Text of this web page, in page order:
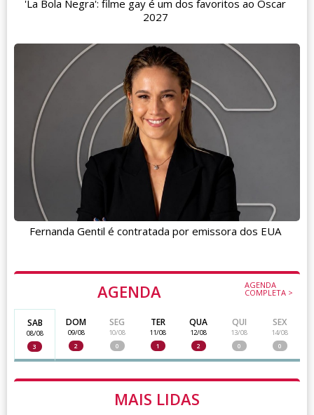
AGENDA AGENDA
COMPLETA >
SAB
08/08
3
DOM
09/08
2
SEG
10/08
0
TER
11/08
1
QUA
12/08
2
QUI
13/08
0
SEX
14/08
0
MAIS LIDAS
'La Bola Negra': filme gay é um dos favoritos ao Oscar
2027
Fernanda Gentil é contratada por emissora dos EUA